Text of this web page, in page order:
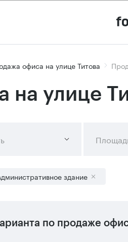
офиса на улице Титова
на улице
здание
по продаже